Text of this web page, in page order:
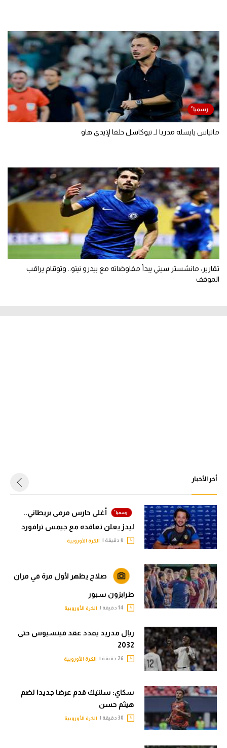
ماتياس يايسله مدربا لـ نيوكاسل خلفا لإيدي هاو
تقارير: مانشستر سيتي يبدأ مفاوضاته مع بيدرو نيتو.. وتوتنام يراقب
الموقف
أخر الأخبار
أغلى حارس مرمى بريطاني..
ليدز يعلن تعاقده مع جيمس ترافورد
الكرة الأوروبية
صلاح يظهر لأول مرة في مران
طرابزون سبور
الكرة الأوروبية
ريال مدريد يمدد عقد فينسيوس حتى
2032
الكرة الأوروبية
سكاي: سلتيك قدم عرضا جديدا لضم
هيثم حسن
الكرة الأوروبية